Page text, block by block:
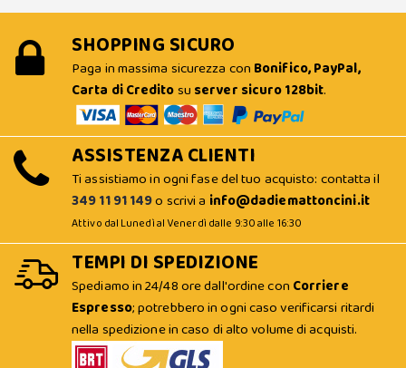
SHOPPING SICURO
Paga in massima sicurezza con Bonifico, PayPal,
Carta di Creditosu server sicuro 128bit.
ASSISTENZA CLIENTI
Ti assistiamo in ogni fase del tuo acquisto: contatta il
349 11 91 149o scrivi a info@dadiemattoncini.it
Attivo dal Lunedì al Venerdì dalle 9:30 alle 16:30
TEMPI DI SPEDIZIONE
Spediamo in 24/48 ore dall'ordine con Corriere
Espresso; potrebbero in ogni caso verificarsi ritardi
nella spedizione in caso di alto volume di acquisti.